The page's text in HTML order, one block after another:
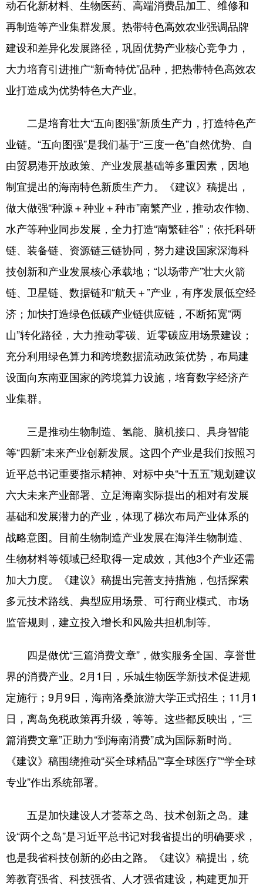
动石化新材料、生物医药、高端消费品加工、维修和
再制造等产业集群发展。热带特色高效农业强调品牌
建设和差异化发展路径，巩固优势产业核心竞争力，
大力培育引进推广“新奇特优”品种，把热带特色高效农
业打造成为优势特色大产业。
二是培育壮大“五向图强”新质生产力，打造特色产
业链。“五向图强”是我们基于“三度一色”自然优势、自
由贸易港开放政策、产业发展基础等多重因素，因地
制宜提出的海南特色新质生产力。《建议》稿提出，
做大做强“种源＋种业＋种市”南繁产业，推动农作物、
水产等种业同步发展，全力打造“南繁硅谷”；依托科研
链、装备链、资源链三链协同，努力建设国家深海科
技创新和产业发展核心承载地；“以场带产”壮大火箭
链、卫星链、数据链和“航天＋”产业，有序发展低空经
济；加快打造绿色低碳产业链供应链，不断拓宽“两
山”转化路径，大力推动零碳、近零碳应用场景建设；
充分利用绿色算力和跨境数据流动政策优势，布局建
设面向东南亚国家的跨境算力设施，培育数字经济产
业集群。
三是推动生物制造、氢能、脑机接口、具身智能
等“四新”未来产业创新发展。这四个产业是我们按照习
近平总书记重要指示精神、对标中央“十五五”规划建议
六大未来产业部署、立足海南实际提出的相对有发展
基础和发展潜力的产业，体现了梯次布局产业体系的
战略意图。目前生物制造产业发展在海洋生物制造、
生物材料等领域已经取得一定成效，其他3个产业还需
加大力度。《建议》稿提出完善支持措施，包括探索
多元技术路线、典型应用场景、可行商业模式、市场
监管规则，建立投入增长和风险共担机制等。
四是做优“三篇消费文章”，做实服务全国、享誉世
界的消费产业。2月1日，乐城生物医学新技术促进规
定施行；9月9日，海南洛桑旅游大学正式招生；11月1
日，离岛免税政策再升级，等等。这些都反映出，“三
篇消费文章”正助力“到海南消费”成为国际新时尚。
《建议》稿围绕推动“买全球精品”“享全球医疗”“学全球
专业”作出系统部署。
五是加快建设人才荟萃之岛、技术创新之岛。建
设“两个之岛”是习近平总书记对我省提出的明确要求，
也是我省科技创新的必由之路。《建议》稿提出，统
筹教育强省、科技强省、人才强省建设，构建更加开